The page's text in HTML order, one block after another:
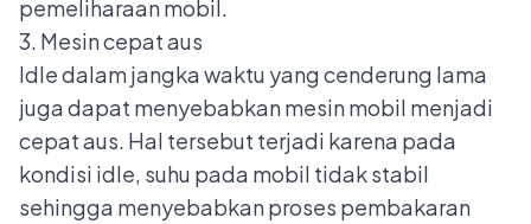
pemeliharaan mobil.
3. Mesin cepat aus
Idle dalam jangka waktu yang cenderung lama
juga dapat menyebabkan mesin mobil menjadi
cepat aus. Hal tersebut terjadi karena pada
kondisi idle, suhu pada mobil tidak stabil
sehingga menyebabkan proses pembakaran